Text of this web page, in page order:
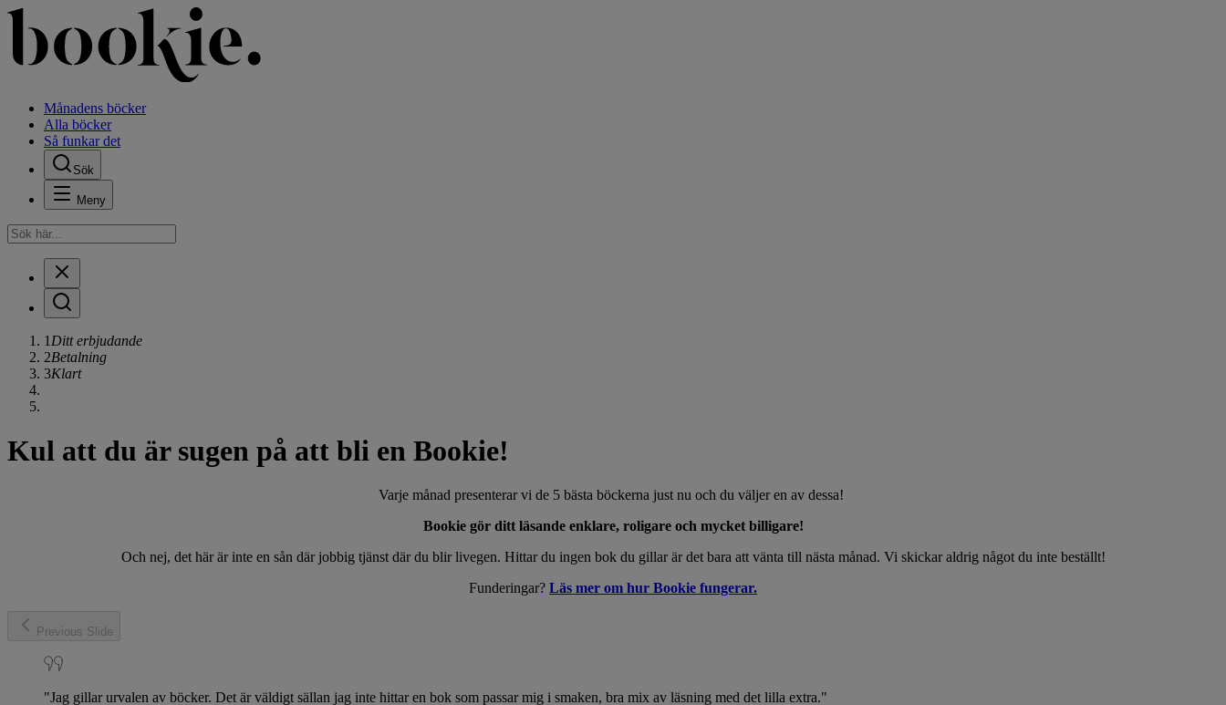
Månadens böcker
Alla böcker
Så funkar det
Sök
Meny
1 Ditt erbjudande
2Betalning
3Klart
Kul att du är sugen på att bli en Bookie!
Varje månad presenterar vi de 5 bästa böckerna just nu och du väljer en av dessa!
Bookie gör ditt läsande enklare, roligare och mycket billigare!
Och nej, det här är inte en sån där jobbig tjänst där du blir livegen. Hittar du ingen bok du gillar är det bara att vänta till nästa månad. Vi skickar aldrig något du inte beställt!
Funderingar? Läs mer om hur Bookie fungerar.
Previous Slide
"Jag gillar urvalen av böcker. Det är väldigt sällan jag inte hittar en bok som passar mig i smaken, bra mix av läsning med det lilla extra."